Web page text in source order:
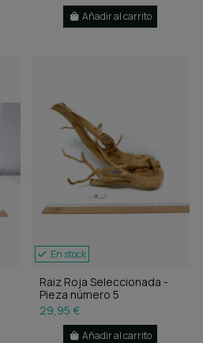
Añadir al carrito
En stock
Raiz Roja Seleccionada -
Pieza número 5
29,95 €
Añadir al carrito